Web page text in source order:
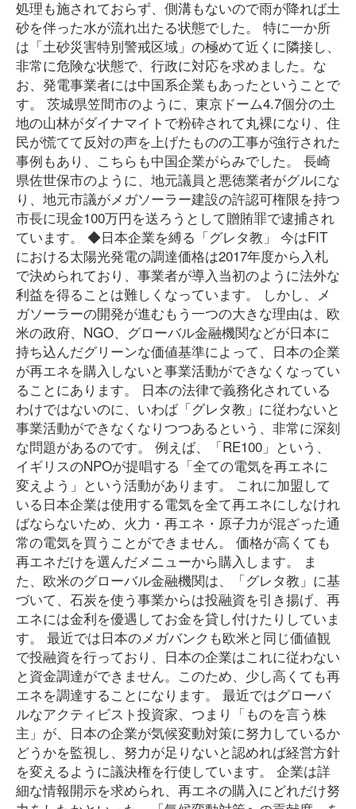
処理も施されておらず、側溝もないので雨が降れば土
砂を伴った水が流れ出たる状態でした。 特に一か所
は「土砂災害特別警戒区域」の極めて近くに隣接し、
非常に危険な状態で、行政に対応を求めました。な
お、発電事業者には中国系企業もあったということで
す。 茨城県笠間市のように、東京ドーム4.7個分の土
地の山林がダイナマイトで粉砕されて丸裸になり、住
民が慌てて反対の声を上げたものの工事が強行された
事例もあり、こちらも中国企業がらみでした。 長崎
県佐世保市のように、地元議員と悪徳業者がグルにな
り、地元市議がメガソーラー建設の許認可権限を持つ
市長に現金100万円を送ろうとして贈賄罪で逮捕され
ています。 ◆日本企業を縛る「グレタ教」 今はFIT
における太陽光発電の調達価格は2017年度から入札
で決められており、事業者が導入当初のように法外な
利益を得ることは難しくなっています。 しかし、メ
ガソーラーの開発が進むもう一つの大きな理由は、欧
米の政府、NGO、グローバル金融機関などが日本に
持ち込んだグリーンな価値基準によって、日本の企業
が再エネを購入しないと事業活動ができなくなってい
ることにあります。 日本の法律で義務化されている
わけではないのに、いわば「グレタ教」に従わないと
事業活動ができなくなりつつあるという、非常に深刻
な問題があるのです。 例えば、「RE100」という、
イギリスのNPOが提唱する「全ての電気を再エネに
変えよう」という活動があります。 これに加盟して
いる日本企業は使用する電気を全て再エネにしなけれ
ばならないため、火力・再エネ・原子力が混ざった通
常の電気を買うことができません。 価格が高くても
再エネだけを選んだメニューから購入します。 ま
た、欧米のグローバル金融機関は、「グレタ教」に基
づいて、石炭を使う事業からは投融資を引き揚げ、再
エネには金利を優遇してお金を貸し付けたりしていま
す。 最近では日本のメガバンクも欧米と同じ価値観
で投融資を行っており、日本の企業はこれに従わない
と資金調達ができません。このため、少し高くても再
エネを調達することになります。 最近ではグローバ
ルなアクティビスト投資家、つまり「ものを言う株
主」が、日本の企業が気候変動対策に努力しているか
どうかを監視し、努力が足りないと認めれば経営方針
を変えるように議決権を行使しています。 企業は詳
細な情報開示を求められ、再エネの購入にどれだけ努